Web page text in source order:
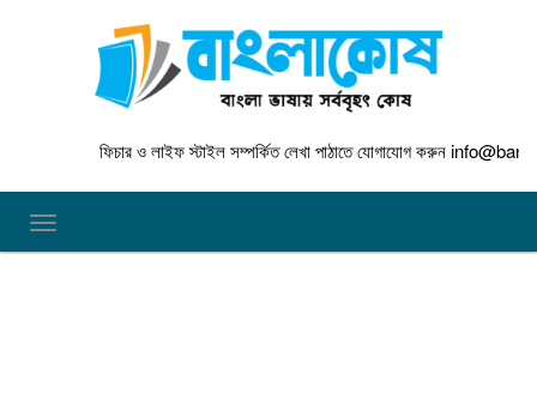
ফিচার ও লাইফ স্টাইল সম্পর্কিত লেখা পাঠাতে যোগাযোগ করুন
TOGGLE NAVIGATION